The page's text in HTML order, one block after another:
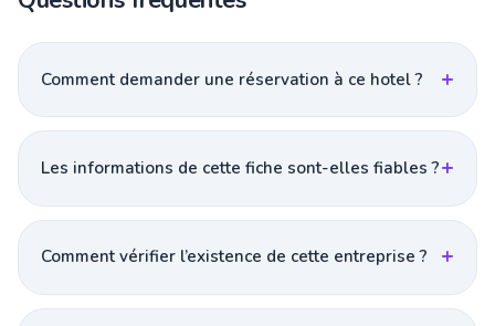
Comment demander une réservation à ce hotel ?
Les informations de cette fiche sont-elles fiables ?
Comment vérifier l’existence de cette entreprise ?